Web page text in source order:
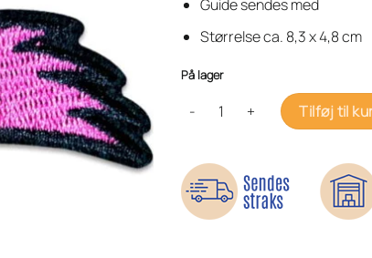
Guide sendes med
Størrelse ca. 8,3 x 4,8 cm
På lager
Faldende lilla stjerne -Tilføj til